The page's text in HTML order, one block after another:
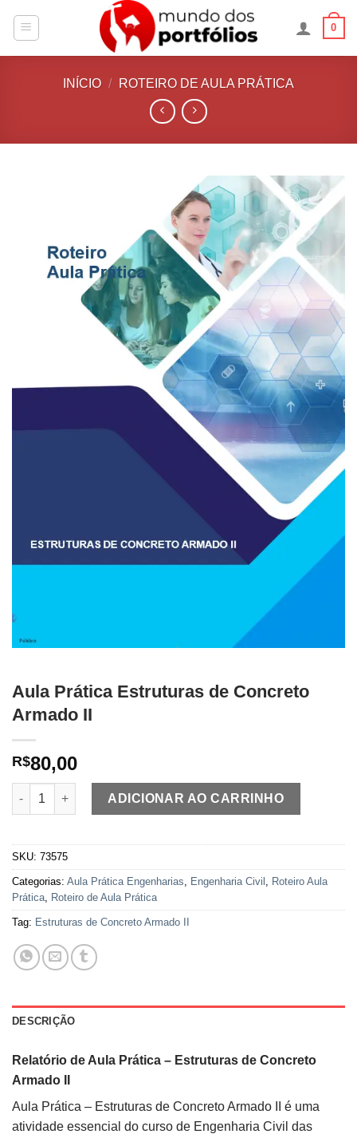
0
INÍCIO / ROTEIRO DE AULA PRÁTICA
Aula Prática Estruturas de Concreto
Armado II
R$80,00
Aula Prática Estruturas de Concreto Armado II quantidade
ADICIONAR AO CARRINHO
SKU: 73575
Categorias: Aula Prática Engenharias Engenharia Civil
Roteiro Aula
Prática Roteiro de Aula Prática
Tag: Estruturas de Concreto Armado II
DESCRIÇÃO
Relatório de Aula Prática – Estruturas de Concreto
Armado II
Aula Prática – Estruturas de Concreto Armado II é uma
atividade essencial do curso de Engenharia Civil das